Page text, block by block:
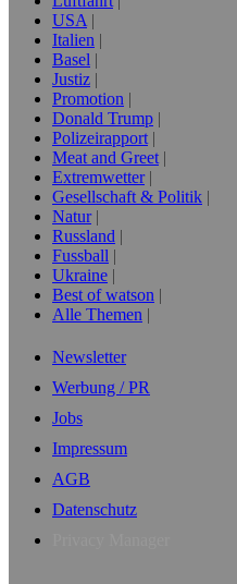
USA
Italien
Basel
Justiz
Promotion
Donald Trump
Polizeirapport
Meat and Greet
Extremwetter
Gesellschaft & Politik
Natur
Russland
Fussball
Ukraine
Best of watson
Alle Themen
Newsletter
Werbung / PR
Jobs
Impressum
AGB
Datenschutz